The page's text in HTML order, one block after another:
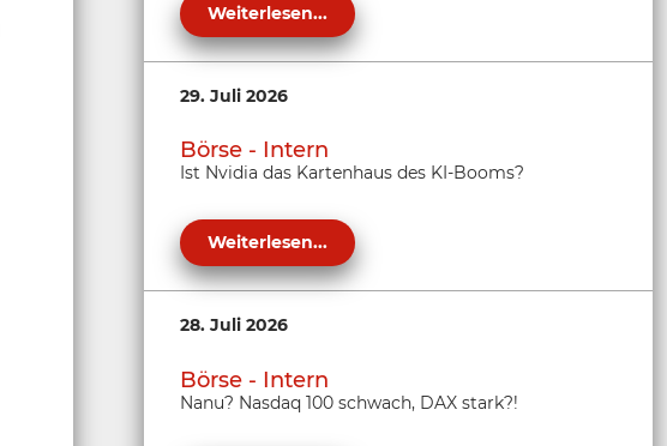
Weiterlesen...
29. Juli 2026
Börse - Intern
Ist Nvidia das Kartenhaus des KI-Booms?
Weiterlesen...
28. Juli 2026
Börse - Intern
Nanu? Nasdaq 100 schwach, DAX stark?!